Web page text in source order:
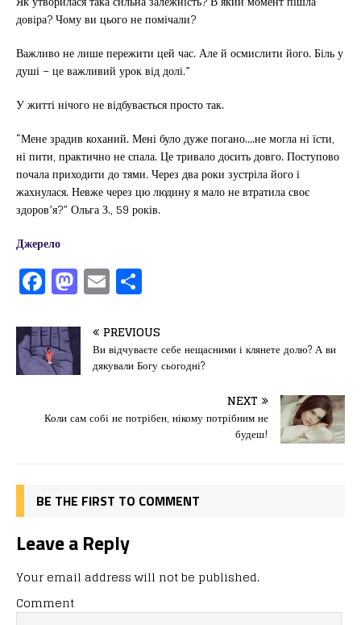
довіра? Чому ви цього не помічали?
Важливо не лише пережити цей час. Але й осмислити його. Біль у
душі – це важливий урок від долі.”
У житті нічого не відбувається просто так.
“Мене зрадив коханий. Мені було дуже погано….не могла ні їсти,
ні пити, практично не спала. Це тривало досить довго. Поступово
почала приходити до тями. Через два роки зустріла його і
жахнулася. Невже через цю людину я мало не втратила своє
здоров’я?” Ольга З., 59 років.
Джерело
F
a
c
e
b
o
o
M
a
st
o
d
o
n
E
m
ai
l
іл
и
т
ис
я
PREVIOUS
Ви відчуваєте себе нещасними і клянете долю? А ви
дякували Богу сьогодні?
NEXT
Коли сам собі не потрібен, нікому потрібним не
будеш!
BE THE FIRST TO COMMENT
Leave a Reply
Your email address will not be published.
Comment